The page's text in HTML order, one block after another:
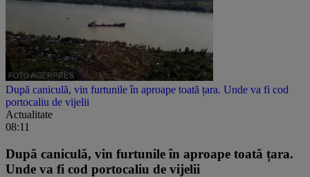
După caniculă, vin furtunile în aproape toată țara. Unde va fi cod
portocaliu de vijelii
Actualitate
08:11
După caniculă, vin furtunile în aproape toată țara.
Unde va fi cod portocaliu de vijelii